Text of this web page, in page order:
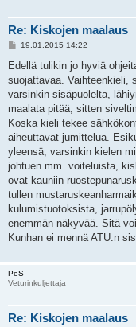
Re: Kiskojen maalaus
V
e
t
i
19.01.2015 14:22
Edellä tulikin jo hyviä
suojattavaa. Vaihteenkieli,
varsinkin sisäpuolelta,
maalata pitää, sitten
Koska kieli tekee
aiheuttavat jumittelua.
yleensä, varsinkin kielen
johtuen mm. voiteluista,
ovat kauniin
tullen
kulumistuotoksista,
enemmän näkyvää. Sitä
Kunhan ei mennä ATU:n
PeS
Veturinkuljettaja
Re: Kiskojen maalaus